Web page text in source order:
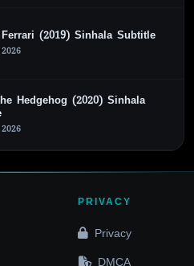
(2019) Sinhala Subtitle
Hedgehog (2020) Sinhala
PRIVACY
Privacy
DMCA